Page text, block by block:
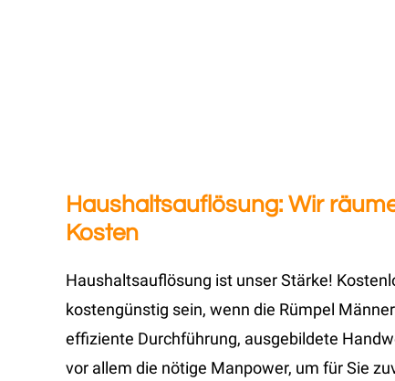
Haushaltsauflösung: Wir
Kosten
Haushaltsauflösung ist unser Stärke!
kostengünstig sein, wenn die Rümpel
effiziente Durchführung, ausgebildete
vor allem die nötige Manpower, um für Sie